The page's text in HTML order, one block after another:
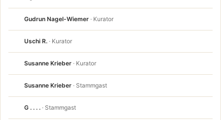
Gudrun Nagel-Wiemer · Kurator
Uschi R. · Kurator
Susanne Krieber · Kurator
Susanne Krieber · Stammgast
G . . . . · Stammgast